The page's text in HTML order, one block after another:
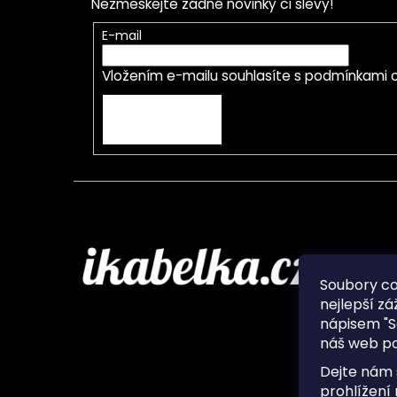
Soubory
nejlepší
nápisem
náš web
Dejte
prohlížení
Nezmeškejte žádné novinky či slevy!
E-mail
Vložením e-mailu souhlasíte s podmínkami
O nás
Často